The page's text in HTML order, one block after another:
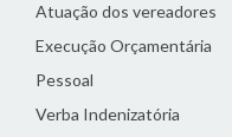
Atuação dos vereadores
Execução Orçamentária
Pessoal
Verba Indenizatória